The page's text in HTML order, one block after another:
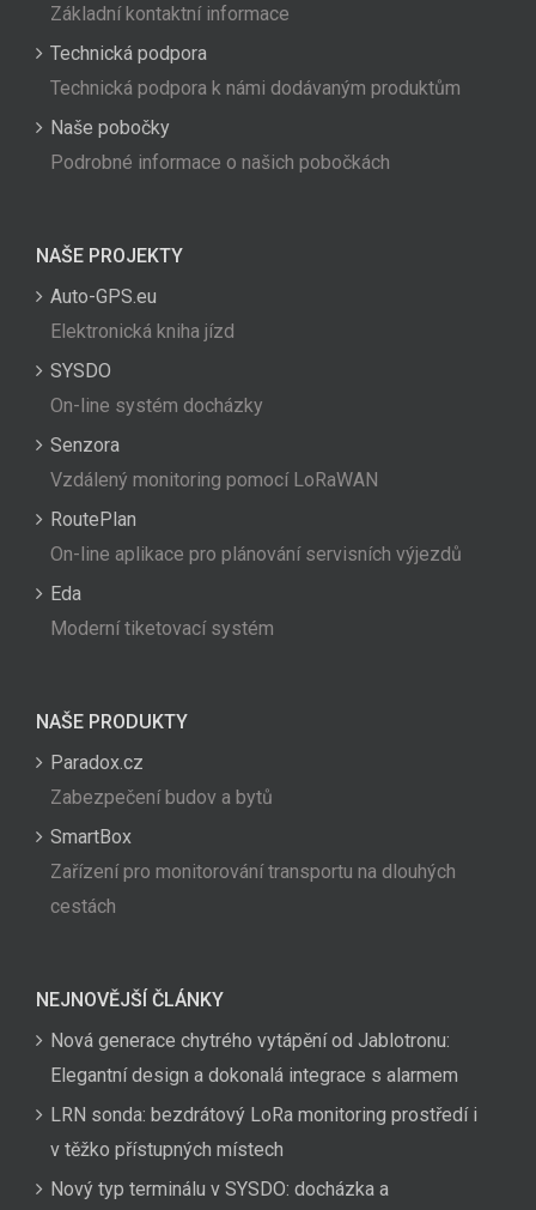
Základní kontaktní informace
Technická podpora
Technická podpora k námi dodávaným produktům
Naše pobočky
Podrobné informace o našich pobočkách
NAŠE PROJEKTY
Auto-GPS.eu
Elektronická kniha jízd
SYSDO
On-line systém docházky
Senzora
Vzdálený monitoring pomocí LoRaWAN
RoutePlan
On-line aplikace pro plánování servisních výjezdů
Eda
Moderní tiketovací systém
NAŠE PRODUKTY
Paradox.cz
Zabezpečení budov a bytů
SmartBox
Zařízení pro monitorování transportu na dlouhých
cestách
NEJNOVĚJŠÍ ČLÁNKY
Nová generace chytrého vytápění od Jablotronu:
Elegantní design a dokonalá integrace s alarmem
LRN sonda: bezdrátový LoRa monitoring prostředí i
v těžko přístupných místech
Nový typ terminálu v SYSDO: docházka a